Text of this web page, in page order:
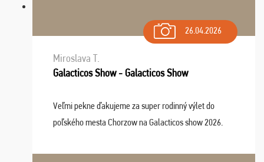
26.04.2026
Miroslava T.
Galacticos Show - Galacticos Show
Veľmi pekne ďakujeme za super rodinný výlet do
poľského mesta Chorzow na Galacticos show 2026.
Navštívili sme aj zábavný park Legendia, previe ...